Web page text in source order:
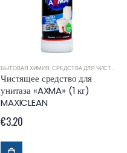
БЫТОВАЯ ХИМИЯ, СРЕДСТВА ДЛЯ ЧИСТКИ И УБОРКИ
Чистящее средство для
унитаза «AXMA» (1 кг)
MAXICLEAN
€3.20